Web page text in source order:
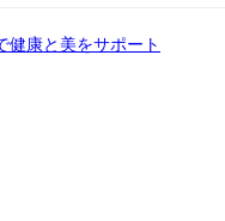
健康と美をサポート